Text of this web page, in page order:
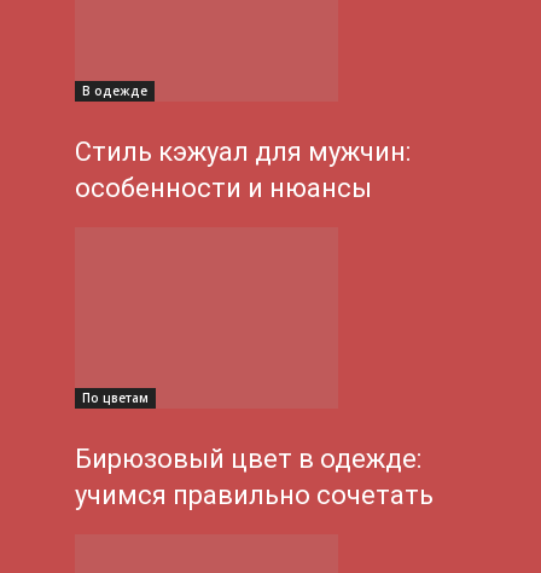
В одежде
Стиль кэжуал для мужчин:
особенности и нюансы
По цветам
Бирюзовый цвет в одежде:
учимся правильно сочетать